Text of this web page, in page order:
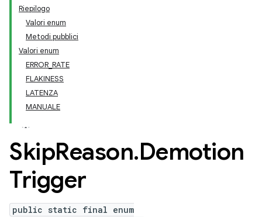
Riepilogo
Valori enum
Metodi pubblici
Valori enum
ERROR_RATE
FLAKINESS
LATENZA
MANUALE
SkipReason.Demotion
Trigger
public static final enum